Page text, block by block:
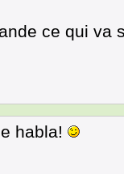
ce qui va
habla!